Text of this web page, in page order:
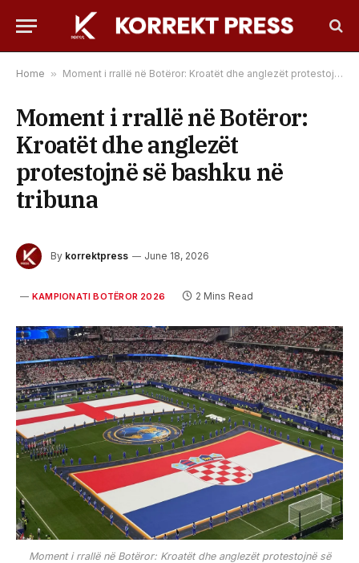
Home » Moment i rrallë në Botëror: Kroatët dhe anglezët protestojnë së bashku në tribuna
Moment i rrallë në Botëror:
Kroatët dhe anglezët
protestojnë së bashku në
tribuna
By korrektpress June 18, 2026
KAMPIONATI BOTËROR 2026 2 Mins Read
Moment i rrallë në Botëror: Kroatët dhe anglezët protestojnë së